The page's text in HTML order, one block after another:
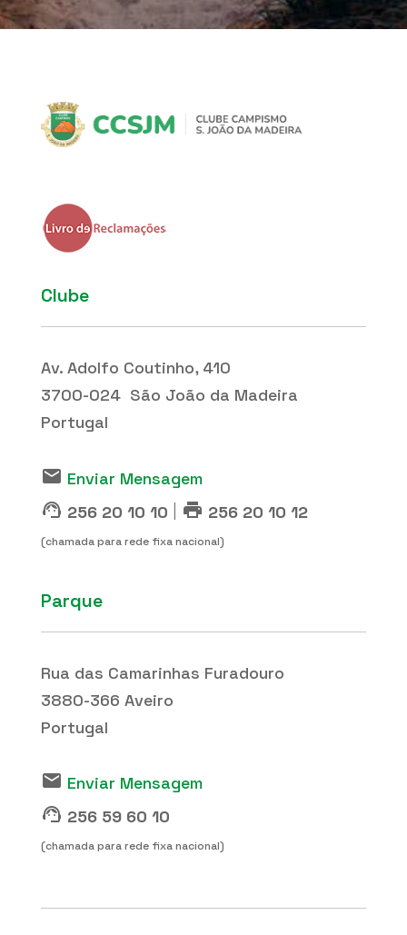
Clube
Av. Adolfo Coutinho, 410
3700-024 São João da Madeira
Portugal
email Enviar Mensagem
support_agent 256 20 10 10 print 256 20 10 12
(chamada para rede fixa nacional)
Parque
Rua das Camarinhas Furadouro
3880-366 Aveiro
Portugal
email Enviar Mensagem
support_agent 256 59 60 10
(chamada para rede fixa nacional)